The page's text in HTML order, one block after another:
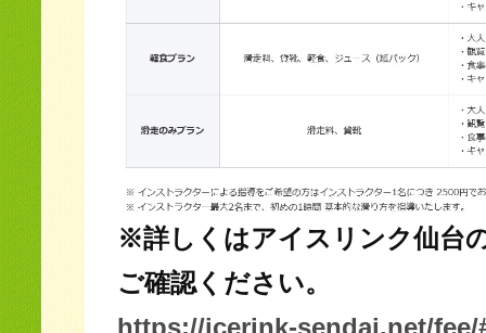
※詳しくはアイスリンク仙台
ご確認ください。
https://icerink-sendai.net/fee/